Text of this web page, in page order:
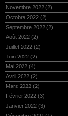
Novembre 2022 (2)
Octobre 2022 (2)
Septembre 2022 (2)
Août 2022 (2)
Juillet 2022 (2)
Juin 2022 (2)
Mai 2022 (4)
Avril 2022 (2)
Mars 2022 (2)
Février 2022 (3)
Janvier 2022 (3)